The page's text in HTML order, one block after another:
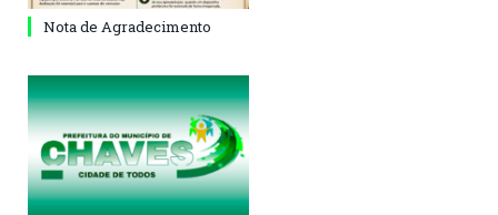
Nota de Agradecimento